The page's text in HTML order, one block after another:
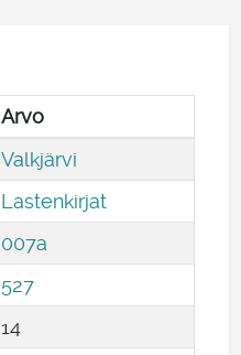
Arvo
Valkjärvi
Lastenkirjat
007a
527
14